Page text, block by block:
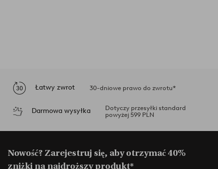
Łatwy zwrot 30-dniowe prawo do zwrotu*
Darmowa wysyłka
Dotyczy przesyłki standard
powyżej 599 PLN
Nowość? Zarejestruj się, aby otrzymać 40%
zniżki na najdroższy produkt*